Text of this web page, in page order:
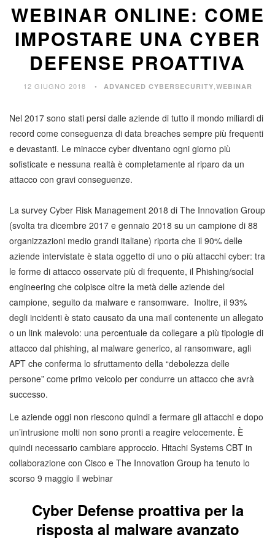
WEBINAR ONLINE: COME
IMPOSTARE UNA CYBER
DEFENSE PROATTIVA
12 GIUGNO 2018 ADVANCED CYBERSECURITY WEBINAR
Nel 2017 sono stati persi dalle aziende di tutto il mondo miliardi di
record come conseguenza di data breaches sempre più frequenti
e devastanti. Le minacce cyber diventano ogni giorno più
sofisticate e nessuna realtà è completamente al riparo da un
attacco con gravi conseguenze.
La survey Cyber Risk Management 2018 di The Innovation Group
(svolta tra dicembre 2017 e gennaio 2018 su un campione di 88
organizzazioni medio grandi italiane) riporta che il 90% delle
aziende intervistate è stata oggetto di uno o più attacchi cyber: tra
le forme di attacco osservate più di frequente, il Phishing/social
engineering che colpisce oltre la metà delle aziende del
campione, seguito da malware e ransomware. Inoltre, il 93%
degli incidenti è stato causato da una mail contenente un allegato
o un link malevolo: una percentuale da collegare a più tipologie di
attacco dal phishing, al malware generico, al ransomware, agli
APT che conferma lo sfruttamento della “debolezza delle
persone” come primo veicolo per condurre un attacco che avrà
successo.
Le aziende oggi non riescono quindi a fermare gli attacchi e dopo
un’intrusione molti non sono pronti a reagire velocemente. È
quindi necessario cambiare approccio. Hitachi Systems CBT in
collaborazione con Cisco e The Innovation Group ha tenuto lo
scorso 9 maggio il webinar
Cyber Defense proattiva per la
risposta al malware avanzato